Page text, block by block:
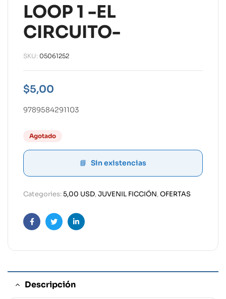
LOOP 1 -EL
CIRCUITO-
SKU: 05061252
$5,00
9789584291103
Agotado
Sin existencias
Categories:5,00 USD,JUVENIL FICCIÓN,OFERTAS
FacebookTwitterLinkedin
Descripción